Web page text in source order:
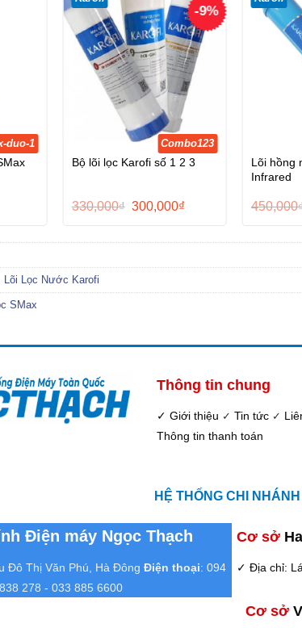
duo-1
-9%
Combo123
Bộ lõi lọc Karofi số 1 2 3
330,000₫ Giá
là:
330,000₫.
300,000₫
tại
là:
Lõi hồng
Infrared
450,000
Lõi Lọc Nước Karofi
SMax
Thông tin chung
✓ Giới thiệu ✓ Tin tức ✓
Thông tin thanh toán
HỆ THỐNG CHI
Điện máy Ngọc Thạch
Đô Thị Văn Phú, Hà Đông Điện thoại: 094
278 - 033 885 6600
Cơ sở
✓ Địa chỉ:
Cơ sở